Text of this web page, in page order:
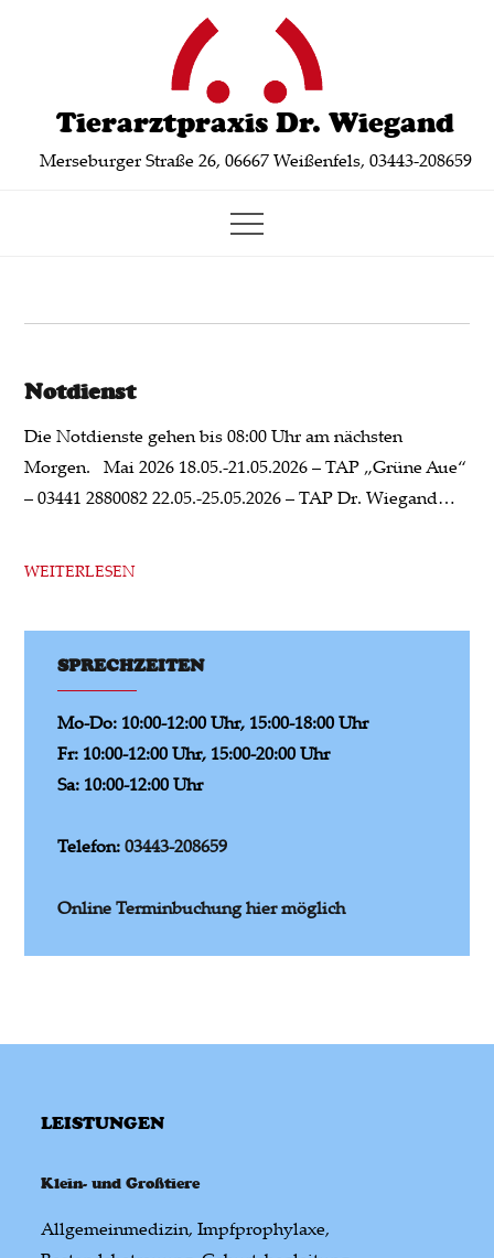
Tierarztpraxis Dr. Wiegand
Merseburger Straße 26, 06667 Weißenfels, 03443-208659
Notdienst
Die Notdienste gehen bis 08:00 Uhr am nächsten
Morgen. Mai 2026 18.05.-21.05.2026 – TAP „Grüne Aue“
– 03441 2880082 22.05.-25.05.2026 – TAP Dr. Wiegand…
WEITERLESEN
SPRECHZEITEN
Mo-Do: 10:00-12:00 Uhr, 15:00-18:00 Uhr
Fr: 10:00-12:00 Uhr, 15:00-20:00 Uhr
Sa: 10:00-12:00 Uhr
Telefon:03443-208659
Online Terminbuchung hier möglich
LEISTUNGEN
Klein- und Großtiere
Allgemeinmedizin, Impfprophylaxe,